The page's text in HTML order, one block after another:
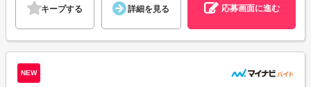
キープする 詳細を見る 応募画面に進む
NEW